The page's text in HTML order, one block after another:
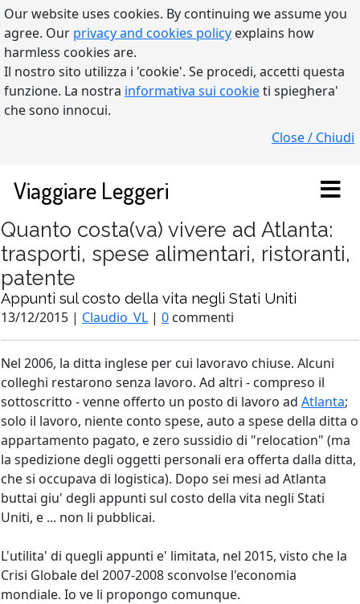
Our website uses cookies. By continuing we assume you
agree. Our privacy and cookies policy explains how
harmless cookies are.
Il nostro sito utilizza i 'cookie'. Se procedi, accetti questa
funzione. La nostra informativa sui cookieti spieghera'
che sono innocui.
Close / Chiudi
Viaggiare Leggeri
Quanto costa(va) vivere ad Atlanta:
trasporti, spese alimentari, ristoranti,
patente
Appunti sul costo della vita negli Stati Uniti
13/12/2015 | Claudio_VL | 0 commenti
Nel 2006, la ditta inglese per cui lavoravo chiuse. Alcuni
colleghi restarono senza lavoro. Ad altri - compreso il
sottoscritto - venne offerto un posto di lavoro ad Atlanta;
solo il lavoro, niente conto spese, auto a spese della ditta o
appartamento pagato, e zero sussidio di "relocation" (ma
la spedizione degli oggetti personali era offerta dalla ditta,
che si occupava di logistica). Dopo sei mesi ad Atlanta
buttai giu' degli appunti sul costo della vita negli Stati
Uniti, e ... non li pubblicai.
L'utilita' di quegli appunti e' limitata, nel 2015, visto che la
Crisi Globale del 2007-2008 sconvolse l'economia
mondiale. Io ve li propongo comunque.